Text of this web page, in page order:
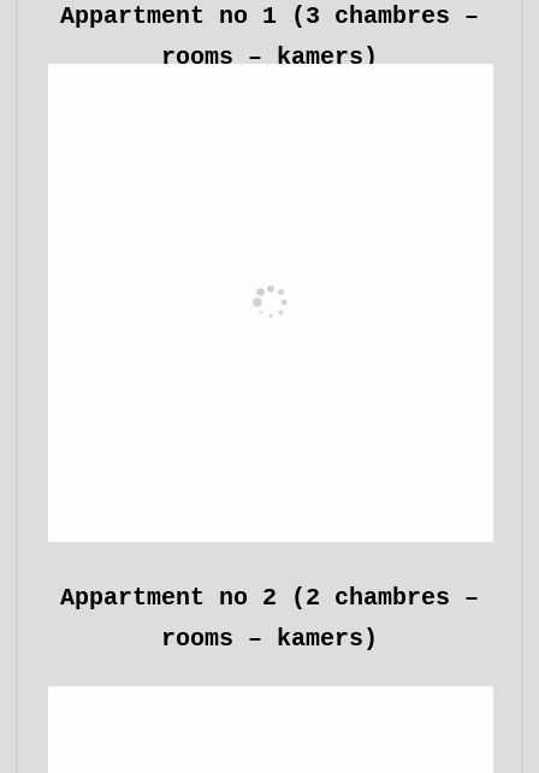
Appartment no 1 (3 chambres –
rooms – kamers)
Appartment no 2 (2 chambres –
rooms – kamers)